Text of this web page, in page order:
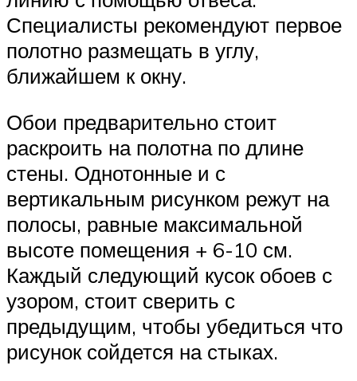
Специалисты рекомендуют первое
полотно размещать в углу,
ближайшем к окну.
Обои предварительно стоит
раскроить на полотна по длине
стены. Однотонные и с
вертикальным рисунком режут на
полосы, равные максимальной
высоте помещения + 6-10 см.
Каждый следующий кусок обоев с
узором, стоит сверить с
предыдущим, чтобы убедиться что
рисунок сойдется на стыках.